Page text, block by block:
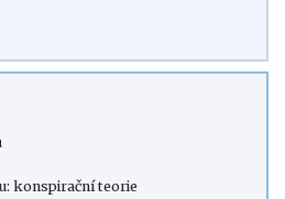
konspirační teorie